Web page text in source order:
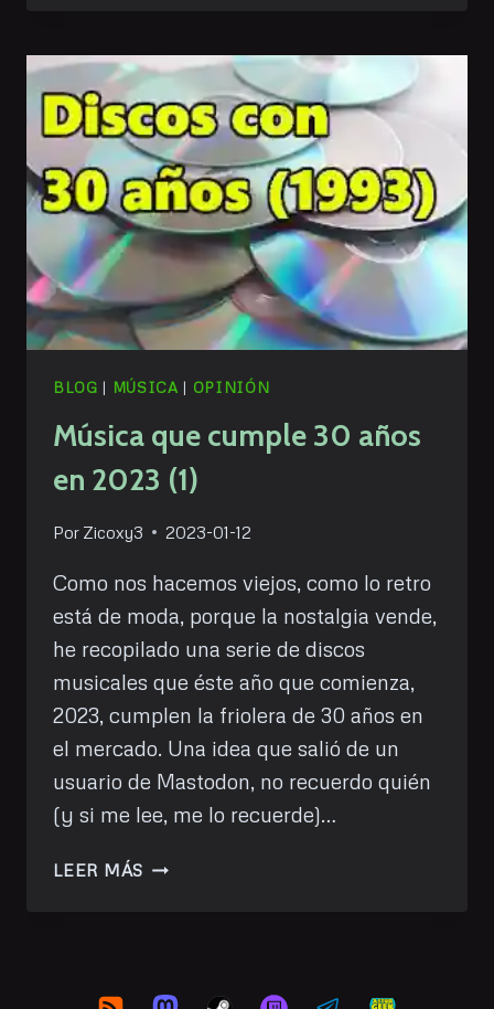
AÑOS
2023
(2)
BLOG | MÚSICA | OPINIÓN
Música que cumple 30 años
en 2023 (1)
Por Zicoxy3 2023-01-12
Como nos hacemos viejos, como lo retro
está de moda, porque la nostalgia vende,
he recopilado una serie de discos
musicales que éste año que comienza,
2023, cumplen la friolera de 30 años en
el mercado. Una idea que salió de un
usuario de Mastodon, no recuerdo quién
(y si me lee, me lo recuerde)…
LEER MÁS MÚSICA
EN